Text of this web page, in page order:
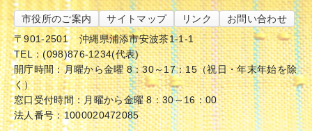
市役所のご案内 サイトマップ リンク
お問い合わせ
〒901-2501
沖縄県浦添市安波茶1-1-1
TEL：(098)876-1234(代表)
開庁時間：月曜から金曜 8：30～17：15（祝日・年末年始を除
く）
窓口受付時間：月曜から金曜 8：30～16：00
法人番号：1000020472085